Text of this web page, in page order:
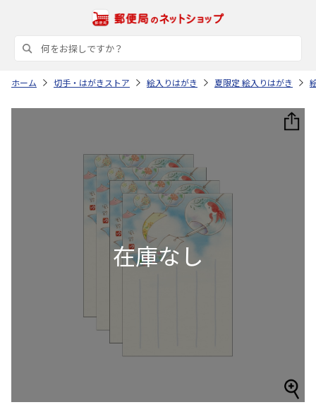
ホーム 切手・はがきストア 絵入りはがき 夏限定 絵入りはがき